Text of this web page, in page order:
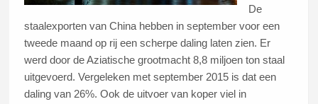
De
staalexporten van China hebben in september voor een
tweede maand op rij een scherpe daling laten zien. Er
werd door de Aziatische grootmacht 8,8 miljoen ton staal
uitgevoerd. Vergeleken met september 2015 is dat een
daling van 26%. Ook de uitvoer van koper viel in